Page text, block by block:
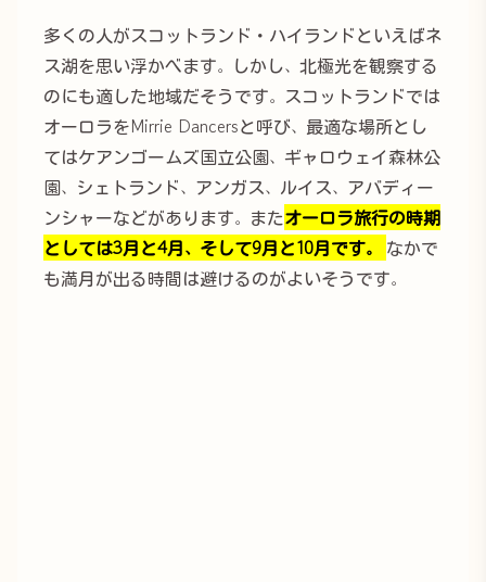
多くの人がスコットランド・ハイランドといえばネ
ス湖を思い浮かべます。しかし、北極光を観察する
のにも適した地域だそうです。スコットランドでは
オーロラをMirrie Dancersと呼び、最適な場所とし
てはケアンゴームズ国立公園、ギャロウェイ森林公
園、シェトランド、アンガス、ルイス、アバディー
ンシャーなどがあります。またオーロラ旅行の時期
としては3月と4月、そして9月と10月です。 なかで
も満月が出る時間は避けるのがよいそうです。